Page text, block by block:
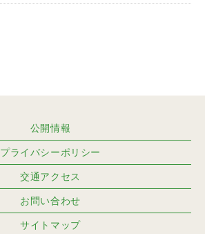
公開情報
プライバシーポリシー
交通アクセス
お問い合わせ
サイトマップ